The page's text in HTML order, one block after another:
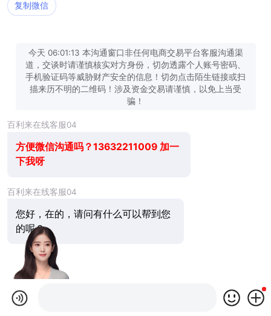
复制微信
今天 06:01:13 本沟通窗口非任何电商交易平台客服沟通渠
道，交谈时请谨慎核实对方身份，切勿透露个人账号密码、
手机验证码等威胁财产安全的信息！切勿点击陌生链接或扫
描来历不明的二维码！涉及资金交易请谨慎，以免上当受
骗！
百利来在线客服04
方便微信沟通吗？13632211009 加一
下我呀
百利来在线客服04
您好，在的，请问有什么可以帮到您
的呢？